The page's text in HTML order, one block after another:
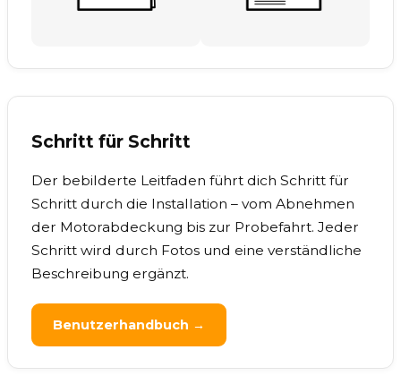
Schritt für Schritt
Der bebilderte Leitfaden führt dich Schritt für
Schritt durch die Installation – vom Abnehmen
der Motorabdeckung bis zur Probefahrt. Jeder
Schritt wird durch Fotos und eine verständliche
Beschreibung ergänzt.
Benutzerhandbuch →